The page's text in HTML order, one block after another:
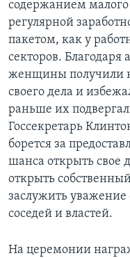
содержанием
регулярной
пакетом, как у
секторов. Благодаря
женщины получили
своего дела и
раньше их
Госсекретарь
борется за
шанса открыть свое
открыть
заслужить
соседей и властей.
На церемонии